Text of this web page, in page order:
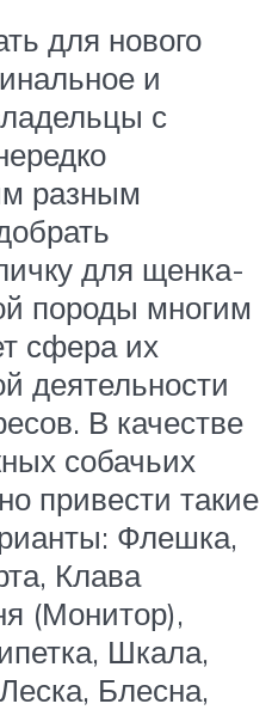
для нового
и
с
разным
для щенка-
породы многим
сфера их
деятельности
В качестве
собачьих
привести такие
Флешка,
Клава
(Монитор),
Шкала,
Блесна,